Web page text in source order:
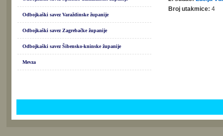
Odbojkaški savez Varaždinske županije
Odbojkaški savez Zagrebačke županije
Odbojkaški savez Šibensko-kninske županije
Mevza
Broj utakmice: 4